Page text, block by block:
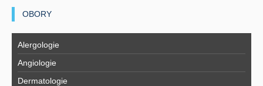
OBORY
Alergologie
Angiologie
Dermatologie